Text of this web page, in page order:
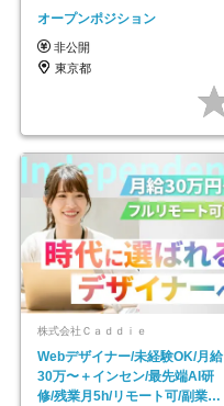
オープンポジション
非公開
東京都
株式会社Ｃａｄｄｉｅ
Webデザイナー/未経験OK/月給
30万〜＋インセン/最先端AI研
修/残業月5h/リモート可/副業